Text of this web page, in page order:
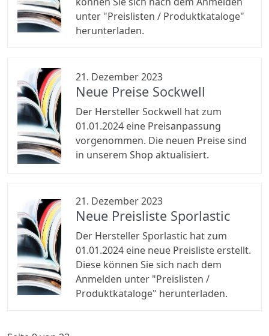
unter "Preislisten / Produktkataloge"
herunterladen.
21. Dezember 2023
Neue Preise Sockwell
Der Hersteller Sockwell hat zum
01.01.2024 eine Preisanpassung
vorgenommen. Die neuen Preise sind
in unserem Shop aktualisiert.
21. Dezember 2023
Neue Preisliste Sporlastic
Der Hersteller Sporlastic hat zum
01.01.2024 eine neue Preisliste erstellt.
Diese können Sie sich nach dem
Anmelden unter "Preislisten /
Produktkataloge" herunterladen.